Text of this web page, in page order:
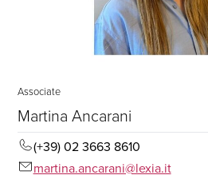
Associate
Martina Ancarani
(+39) 02 3663 8610
martina.ancarani@lexia.it